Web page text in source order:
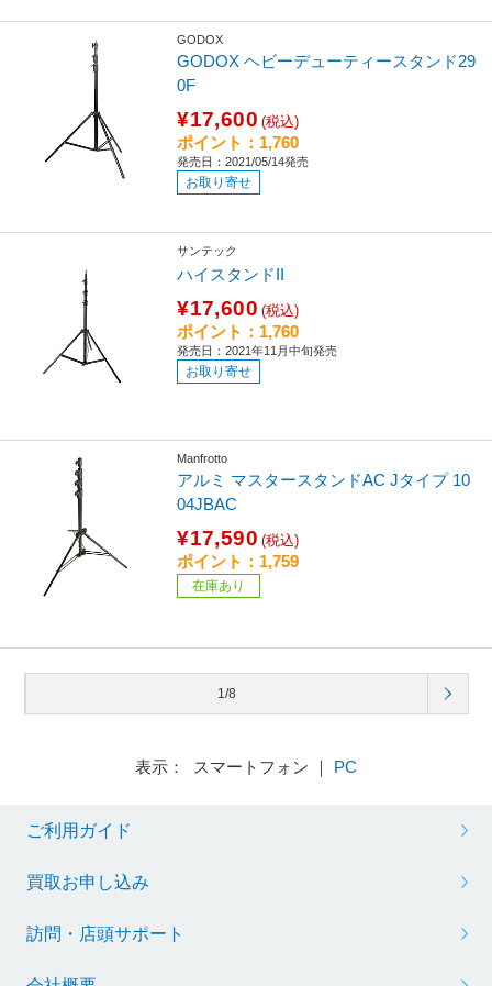
GODOX
GODOX ヘビーデューティースタンド29
0F
¥17,600 (税込)
ポイント：1,760
発売日：2021/05/14発売
お取り寄せ
サンテック
ハイスタンドII
¥17,600 (税込)
ポイント：1,760
発売日：2021年11月中旬発売
お取り寄せ
Manfrotto
アルミ マスタースタンドAC Jタイプ 10
04JBAC
¥17,590 (税込)
ポイント：1,759
在庫あり
1/8
表示： スマートフォン ｜ PC
ご利用ガイド
買取お申し込み
訪問・店頭サポート